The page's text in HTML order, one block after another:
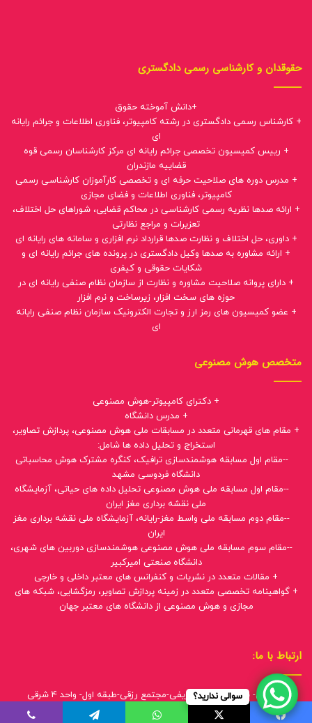
حقوقدان و کارشناسی رسمی دادگستری
+دانش آموخته حقوق
+ کارشناس رسمی دادگستری در رشته کامپیوتر، فناوری اطلاعات و جرائم رایانه
ای
+ رییس کمیسیون تخصصی جرائم رایانه ای مرکز کارشناسان رسمی قوه
قضاییه مازندران
+ مدرس دوره های صلاحیت حرفه ای و تخصصی کارآموزان کارشناسی رسمی
کامپیوتر، فناوری اطلاعات و فضای مجازی
+ ارائه صدها نظریه رسمی کارشناسی در محاکم قضایی، شوراهای حل اختلاف،
تعزیرات و مراجع نظارتی
+ داوری، حل اختلاف و نظارت صدها قرارداد نرم افزاری و سامانه های رایانه ای
+ ارائه مشاوره به صدها وکیل دادگستری در پرونده های جرائم رایانه ای و
شکایات حقوقی و کیفری
+ دارای پروانه صلاحیت مشاوره و نظارت از سازمان نظام صنفی رایانه ای در
حوزه های سخت افزار، زیرساخت و نرم افزار
+ عضو کمیسیون های رمز ارز و تجارت الکترونیک سازمان نظام صنفی رایانه
ای
متخصص هوش مصنوعی
+ دکترای کامپیوتر-هوش مصنوعی
+ مدرس دانشگاه
+ مقام های قهرمانی متعدد در مسابقات ملی هوش مصنوعی، پردازش تصاویر،
استخراج و تحلیل داده ها شامل:
--مقام اول مسابقه هوشمندسازی ترافیک، کنگره مشترک هوش محاسباتی
دانشگاه فردوسی مشهد
--مقام اول مسابقه ملی هوش مصنوعی تحلیل داده های حیاتی، آزمایشگاه
ملی نقشه برداری مغز ایران
--مقام دوم مسابقه ملی واسط مغز-رایانه، آزمایشگاه ملی نقشه برداری مغز
ایران
--مقام سوم مسابقه ملی هوش مصنوعی هوشمندسازی دوربین های شهری،
دانشگاه صنعتی امیرکبیر
+ مقالات متعدد در نشریات و کنفرانس های معتبر داخلی و خارجی
+ گواهینامه تخصصی متعدد در زمینه پردازش تصاویر، رمزگشایی، شبکه های
مجازی و هوش مصنوعی از دانشگاه های معتبر جهان
ارتباط با ما:
مازندران- بابلسر- خیابان شریفی-مجتمع رزقی-طبقه اول- واحد 4 شرقی
سوالی ندارید؟